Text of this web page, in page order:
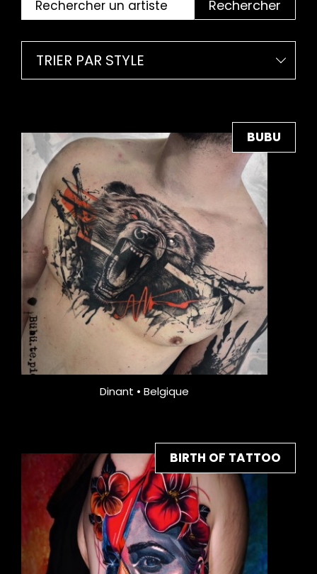
Rechercher
TRIER PAR STYLE
BUBU
Dinant • Belgique
BIRTH OF TATTOO